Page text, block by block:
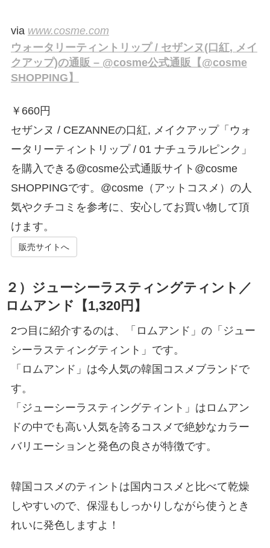
via www.cosme.com
ウォータリーティントリップ / セザンヌ(口紅, メイ
クアップ)の通販 – @cosme公式通販【@cosme
SHOPPING】
￥ 660円
セザンヌ / CEZANNEの口紅, メイクアップ「ウォ
ータリーティントリップ / 01 ナチュラルピンク」
を購入できる@cosme公式通販サイト@cosme
SHOPPINGです。@cosme（アットコスメ）の人
気やクチコミを参考に、安心してお買い物して頂
けます。
販売サイトへ
２）ジューシーラスティングティント／
ロムアンド【1,320円】
2つ目に紹介するのは、「ロムアンド」の「ジュー
シーラスティングティント」です。
「ロムアンド」は今人気の韓国コスメブランドで
す。
「ジューシーラスティングティント」はロムアン
ドの中でも高い人気を誇るコスメで絶妙なカラー
バリエーションと発色の良さが特徴です。
韓国コスメのティントは国内コスメと比べて乾燥
しやすいので、保湿もしっかりしながら使うとき
れいに発色しますよ！